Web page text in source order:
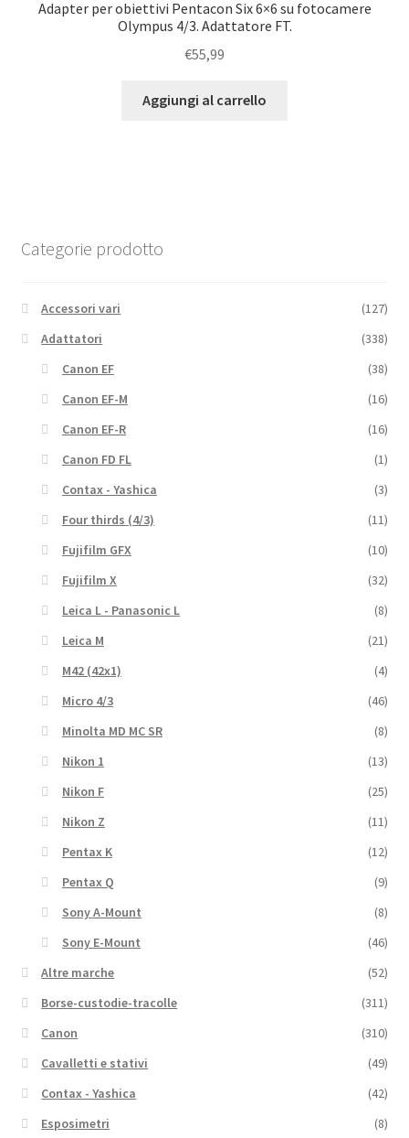
Adapter per obiettivi Pentacon Six 6×6 su fotocamere
Olympus 4/3. Adattatore FT.
€55,99
Aggiungi al carrello
Categorie prodotto
Accessori vari
(127)
Adattatori
(338)
Canon EF
(38)
Canon EF-M
(16)
Canon EF-R
(16)
Canon FD FL
(1)
Contax - Yashica
(3)
Four thirds (4/3)
(11)
Fujifilm GFX
(10)
Fujifilm X
(32)
Leica L - Panasonic L
(8)
Leica M
(21)
M42 (42x1)
(4)
Micro 4/3
(46)
Minolta MD MC SR
(8)
Nikon 1
(13)
Nikon F
(25)
Nikon Z
(11)
Pentax K
(12)
Pentax Q
(9)
Sony A-Mount
(8)
Sony E-Mount
(46)
Altre marche
(52)
Borse-custodie-tracolle
(311)
Canon
(310)
Cavalletti e stativi
(49)
Contax - Yashica
(42)
Esposimetri
(8)